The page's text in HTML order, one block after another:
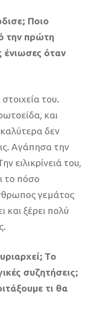
Ποιο
την πρώτη
όταν
του.
και
δεν
Αγάπησα την
ειλικρίνειά του,
το πόσο
γεμάτος
ξέρει πολύ
Το
συζητήσεις;
τι θα